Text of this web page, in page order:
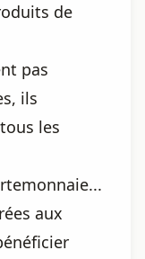
de
pas
ils
les
aux